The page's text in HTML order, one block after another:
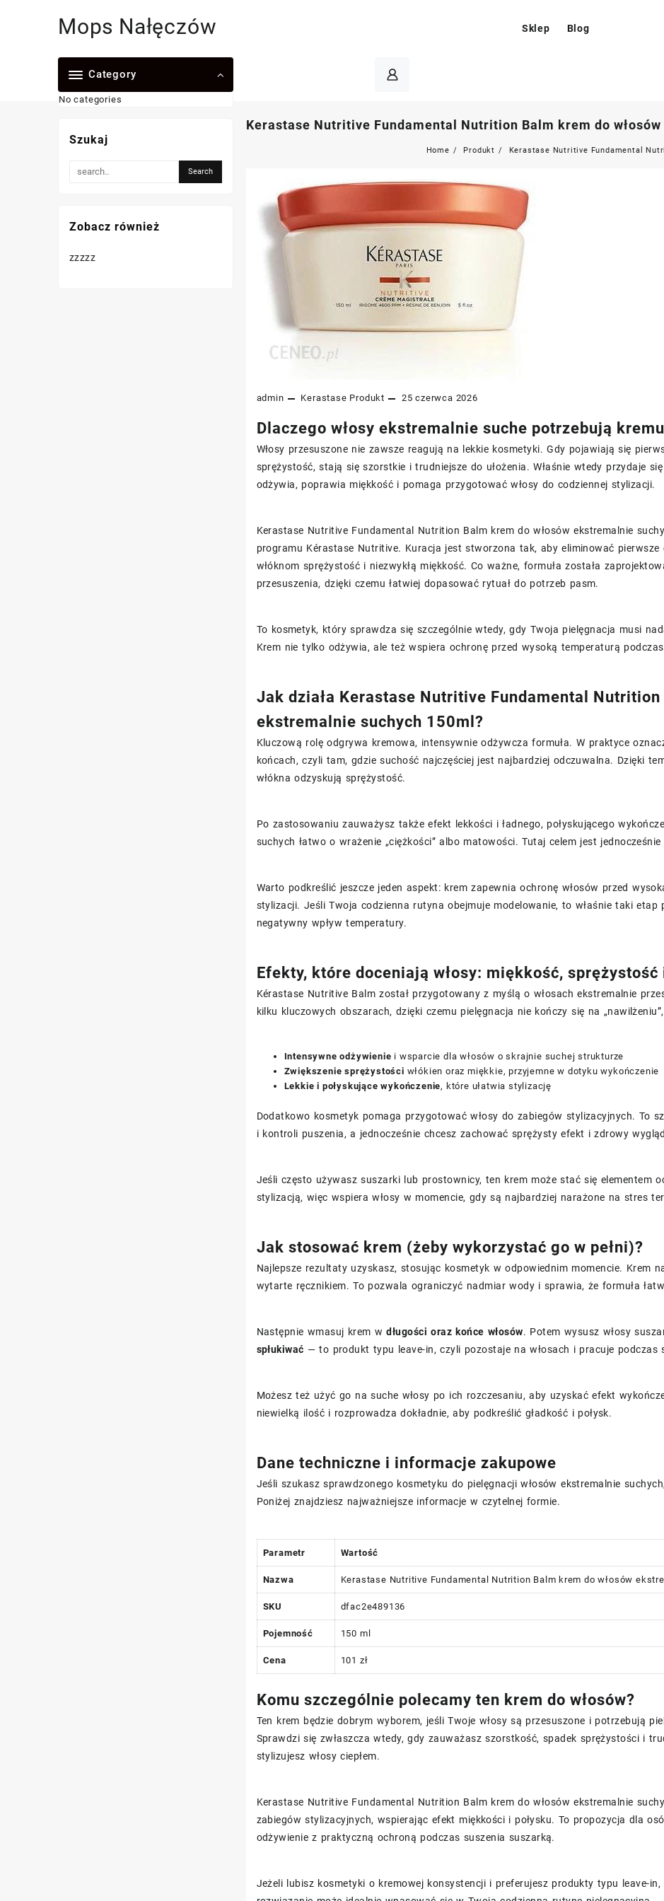
Mops Nałęczów Sklep Blog
Category
No categories
Kerastase Nutritive Fundamental Nutrition Balm krem do
Home Produkt Kerastase Nutritive Fundamental
admin Kerastase Produkt 25 czerwca 2026
Dlaczego włosy ekstremalnie suche potrzebują
Włosy przesuszone nie zawsze reagują na lekkie kosmetyki. Gdy pojawiają się
sprężystość, stają się szorstkie i trudniejsze do ułożenia. Właśnie wtedy przydaje
odżywia, poprawia miękkość i pomaga przygotować włosy do codziennej stylizacji.
Kerastase Nutritive Fundamental Nutrition Balm krem do włosów ekstremalnie
programu Kérastase Nutritive. Kuracja jest stworzona tak, aby eliminować pierwsze
włóknom sprężystość i niezwykłą miękkość. Co ważne, formuła została
przesuszenia, dzięki czemu łatwiej dopasować rytuał do potrzeb pasm.
To kosmetyk, który sprawdza się szczególnie wtedy, gdy Twoja pielęgnacja musi
Krem nie tylko odżywia, ale też wspiera ochronę przed wysoką temperaturą
Jak działa Kerastase Nutritive Fundamental Nutrition
ekstremalnie suchych 150ml?
Kluczową rolę odgrywa kremowa, intensywnie odżywcza formuła. W praktyce
końcach, czyli tam, gdzie suchość najczęściej jest najbardziej odczuwalna. Dzięki
włókna odzyskują sprężystość.
Po zastosowaniu zauważysz także efekt lekkości i ładnego, połyskującego
suchych łatwo o wrażenie „ciężkości” albo matowości. Tutaj celem jest
Warto podkreślić jeszcze jeden aspekt: krem zapewnia ochronę włosów przed
stylizacji. Jeśli Twoja codzienna rutyna obejmuje modelowanie, to właśnie taki etap
negatywny wpływ temperatury.
Efekty, które doceniają włosy: miękkość,
Kérastase Nutritive Balm został przygotowany z myślą o włosach ekstremalnie
kilku kluczowych obszarach, dzięki czemu pielęgnacja nie kończy się na
Intensywne odżywienie i wsparcie dla włosów o skrajnie suchej strukturze
Zwiększenie sprężystości włókien oraz miękkie, przyjemne w dotyku wykończenie
Lekkie i połyskujące wykończenie, które ułatwia stylizację
Dodatkowo kosmetyk pomaga przygotować włosy do zabiegów stylizacyjnych. To
i kontroli puszenia, a jednocześnie chcesz zachować sprężysty efekt i zdrowy
Jeśli często używasz suszarki lub prostownicy, ten krem może stać się elementem
stylizacją, więc wspiera włosy w momencie, gdy są najbardziej narażone na stres
Jak stosować krem (żeby wykorzystać go w pełni)?
Najlepsze rezultaty uzyskasz, stosując kosmetyk w odpowiednim momencie. Krem
wytarte ręcznikiem. To pozwala ograniczyć nadmiar wody i sprawia, że formuła
Następnie wmasuj krem wdługości oraz końce włosów. Potem wysusz włosy
spłukiwać — to produkt typu leave-in, czyli pozostaje na włosach i pracuje podczas
Możesz też użyć go na suche włosy po ich rozczesaniu, aby uzyskać efekt
niewielką ilość i rozprowadza dokładnie, aby podkreślić gładkość i połysk.
Dane techniczne i informacje zakupowe
Jeśli szukasz sprawdzonego kosmetyku do pielęgnacji włosów ekstremalnie
Poniżej znajdziesz najważniejsze informacje w czytelnej formie.
Parametr Wartość
Nazwa Kerastase Nutritive Fundamental Nutrition Balm krem do włosów
SKU dfac2e489136
Pojemność 150 ml
Cena 101 zł
Komu szczególnie polecamy ten krem do włosów?
Ten krem będzie dobrym wyborem, jeśli Twoje włosy są przesuszone i potrzebują
Sprawdzi się zwłaszcza wtedy, gdy zauważasz szorstkość, spadek sprężystości i
stylizujesz włosy ciepłem.
Kerastase Nutritive Fundamental Nutrition Balm krem do włosów ekstremalnie
zabiegów stylizacyjnych, wspierając efekt miękkości i połysku. To propozycja dla
odżywienie z praktyczną ochroną podczas suszenia suszarką.
Jeżeli lubisz kosmetyki o kremowej konsystencji i preferujesz produkty typu leave-
Szukaj
Zobacz również
zzzzz